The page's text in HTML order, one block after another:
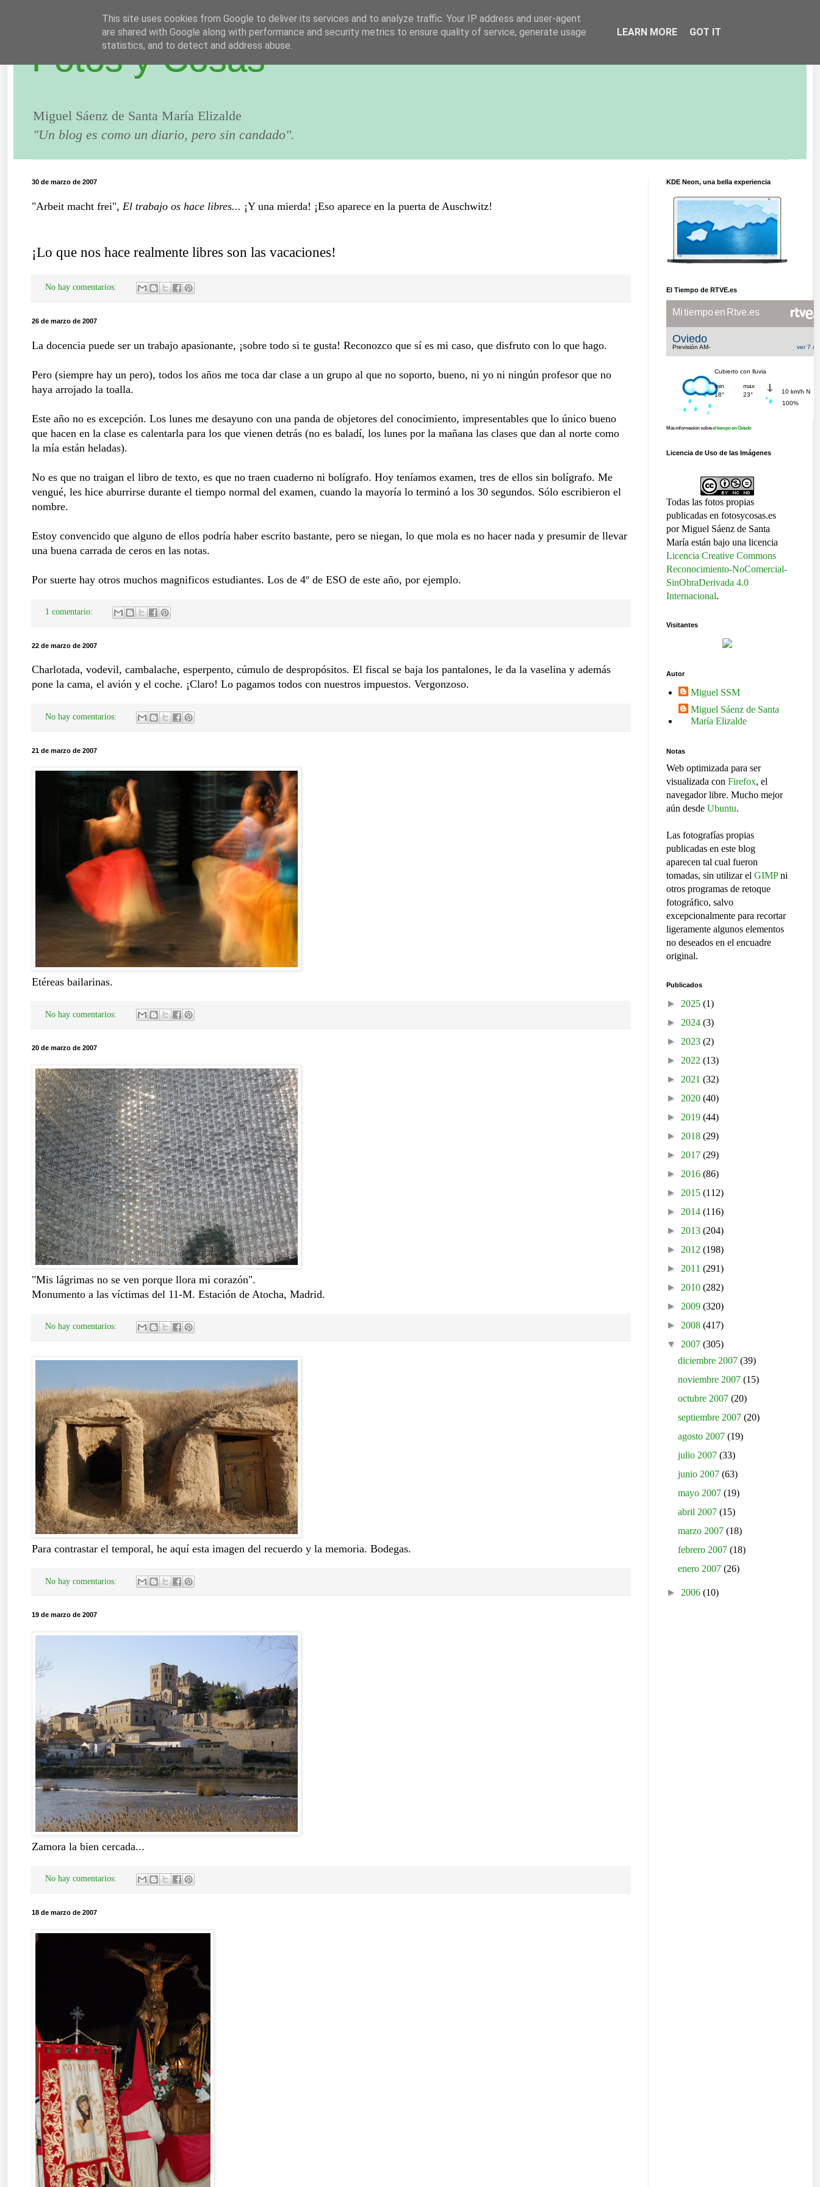
Fotos y Cosas
Miguel Sáenz de Santa María Elizalde
"Un blog es como un diario, pero sin candado".
30 de marzo de 2007
"Arbeit macht frei", El trabajo os hace libres... ¡Y una mierda! ¡Eso aparece en la puerta de Auschwitz!
¡Lo que nos hace realmente libres son las vacaciones!
No hay comentarios:
26 de marzo de 2007
La docencia puede ser un trabajo apasionante, ¡sobre todo si te gusta! Reconozco que sí es mi caso, que disfruto con lo que hago.
Pero (siempre hay un pero), todos los años me toca dar clase a un grupo al que no soporto, bueno, ni yo ni ningún profesor que no
haya arrojado la toalla.
Este año no es excepción. Los lunes me desayuno con una panda de objetores del conocimiento, impresentables que lo único bueno
que hacen en la clase es calentarla para los que vienen detrás (no es baladí, los lunes por la mañana las clases que dan al norte como
la mía están heladas).
No es que no traigan el libro de texto, es que no traen cuaderno ni bolígrafo. Hoy teníamos examen, tres de ellos sin bolígrafo. Me
vengué, les hice aburrirse durante el tiempo normal del examen, cuando la mayoría lo terminó a los 30 segundos. Sólo escribieron el
nombre.
Estoy convencido que alguno de ellos podría haber escrito bastante, pero se niegan, lo que mola es no hacer nada y presumir de llevar
una buena carrada de ceros en las notas.
Por suerte hay otros muchos magnificos estudiantes. Los de 4º de ESO de este año, por ejemplo.
1 comentario:
22 de marzo de 2007
Charlotada, vodevil, cambalache, esperpento, cúmulo de despropósitos. El fiscal se baja los pantalones, le da la vaselina y además
pone la cama, el avión y el coche. ¡Claro! Lo pagamos todos con nuestros impuestos. Vergonzoso.
No hay comentarios:
21 de marzo de 2007
Etéreas bailarinas.
No hay comentarios:
20 de marzo de 2007
"Mis lágrimas no se ven porque llora mi corazón".
Monumento a las víctimas del 11-M. Estación de Atocha, Madrid.
No hay comentarios:
Para contrastar el temporal, he aquí esta imagen del recuerdo y la memoria. Bodegas.
No hay comentarios:
19 de marzo de 2007
Zamora la bien cercada...
No hay comentarios:
18 de marzo de 2007
KDE Neon, una bella experiencia
El Tiempo de RTVE.es
Más información sobreel tiempo en Oviedo
Licencia de Uso de las Imágenes
Todas las fotos propias
publicadas en fotosycosas.es
por Miguel Sáenz de Santa
María están bajo una licencia
Licencia Creative Commons
Reconocimiento-NoComercial-
SinObraDerivada 4.0
Internacional.
Visitantes
Autor
Miguel SSM
Miguel Sáenz de Santa
María Elizalde
Notas
Web optimizada para ser
visualizada con Firefox, el
navegador libre. Mucho mejor
aún desde Ubuntu.
Las fotografías propias
publicadas en este blog
aparecen tal cual fueron
tomadas, sin utilizar el GIMPni
otros programas de retoque
fotográfico, salvo
excepcionalmente para recortar
ligeramente algunos elementos
no deseados en el encuadre
original.
Publicados
► 2025 (1)
► 2024 (3)
► 2023 (2)
► 2022 (13)
► 2021 (32)
► 2020 (40)
► 2019 (44)
► 2018 (29)
► 2017 (29)
► 2016 (86)
► 2015 (112)
► 2014 (116)
► 2013 (204)
► 2012 (198)
► 2011 (291)
► 2010 (282)
► 2009 (320)
► 2008 (417)
▼ 2007 (305)
diciembre 2007(39)
noviembre 2007(15)
octubre 2007(20)
septiembre 2007(20)
agosto 2007(19)
julio 2007(33)
junio 2007(63)
mayo 2007(19)
abril 2007(15)
marzo 2007(18)
febrero 2007(18)
enero 2007(26)
► 2006 (10)
This site uses cookies from Google to deliver its services and to analyze traffic. Your IP address and user-agent
are shared with Google along with performance and security metrics to ensure quality of service, generate usage
statistics, and to detect and address abuse.
LEARN MORE GOT IT